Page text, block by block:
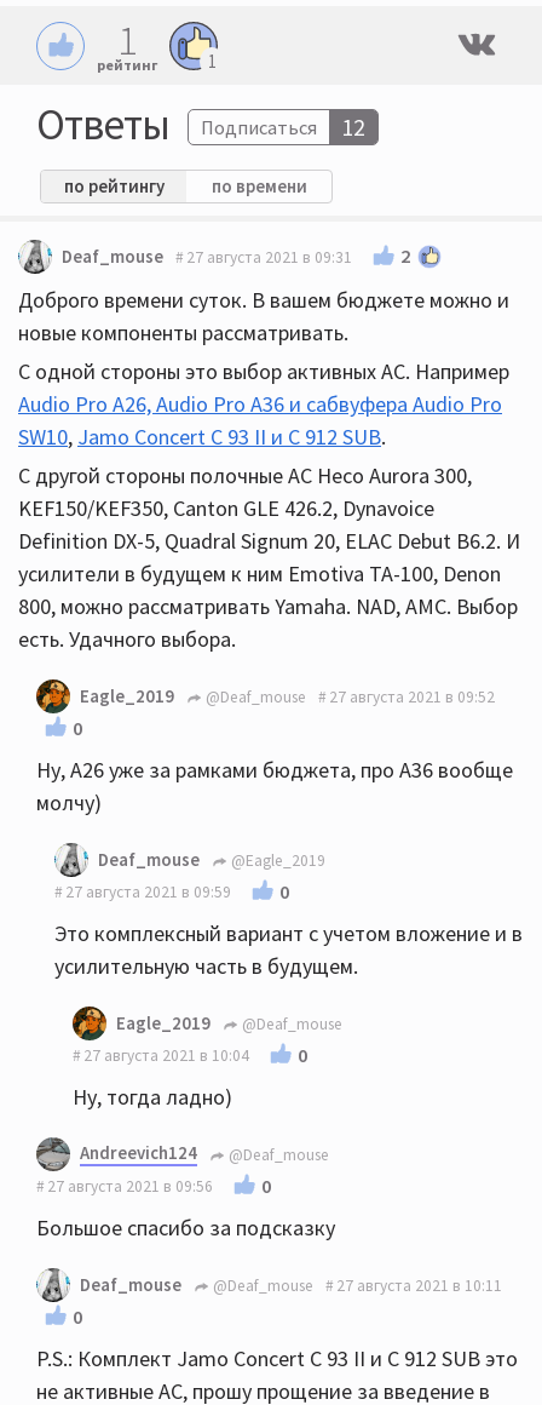
1
рейтинг 1
Ответы Подписаться 12
по рейтингу по времени
Deaf_mouse 27 августа 2021 в 09:31 2
Доброго времени суток. В вашем бюджете можно и
новые компоненты рассматривать.
С одной стороны это выбор активных АС. Например
Audio Pro A26, Audio Pro A36 и сабвуфера Audio Pro
SW10, Jamo Concert С 93 II и С 912 SUB.
С другой стороны полочные АС Heco Aurora 300,
KEF150/KEF350, Canton GLE 426.2, Dynavoice
Definition DX-5, Quadral Signum 20, ELAC Debut B6.2. И
усилители в будущем к ним Emotiva TA-100, Denon
800, можно рассматривать Yamaha. NAD, AMC. Выбор
есть. Удачного выбора.
Eagle_2019 @Deaf_mouse 27 августа 2021 в 09:52
0
Ну, А26 уже за рамками бюджета, про А36 вообще
молчу)
Deaf_mouse
@Eagle_2019
27 августа 2021 в 09:59
0
Это комплексный вариант с учетом вложение и в
усилительную часть в будущем.
Eagle_2019
@Deaf_mouse
27 августа 2021 в 10:04
0
Ну, тогда ладно)
Andreevich124
@Deaf_mouse
27 августа 2021 в 09:56
0
Большое спасибо за подсказку
Deaf_mouse @Deaf_mouse 27 августа 2021 в 10:11
0
P.S.: Комплект Jamo Concert С 93 II и С 912 SUB это
не активные АС, прошу прощение за введение в